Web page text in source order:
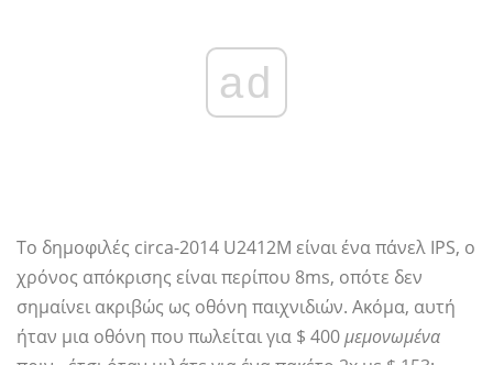
ad
Το δημοφιλές circa-2014 U2412M είναι ένα πάνελ IPS, ο
χρόνος απόκρισης είναι περίπου 8ms, οπότε δεν
σημαίνει ακριβώς ως οθόνη παιχνιδιών. Ακόμα, αυτή
ήταν μια οθόνη που πωλείται για $ 400μεμονωμένα